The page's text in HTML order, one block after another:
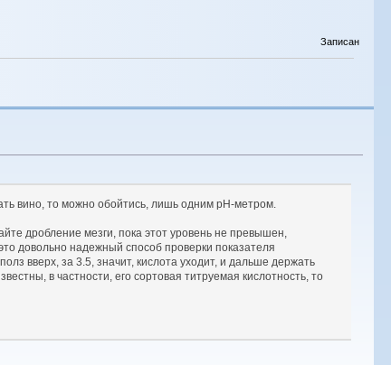
Записан
вино, то можно обойтись, лишь одним pH-метром.
дробление мезги, пока этот уровень не превышен,
довольно надежный способ проверки показателя
вверх, за 3.5, значит, кислота уходит, и дальше держать
в частности, его сортовая титруемая кислотность, то